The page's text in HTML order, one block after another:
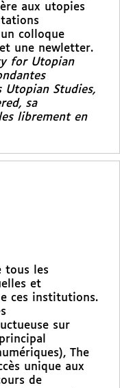
aux utopies
colloque
une newletter.
for Utopian
Utopian Studies,
, sa
librement en
tous les
et
ces institutions.
sur
The
unique aux
de